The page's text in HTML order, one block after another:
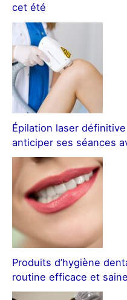
cet été
Épilation laser
anticiper ses séances
Produits d’hygiène
routine efficace et saine